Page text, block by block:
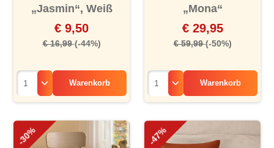
„Jasmin“, Weiß
€ 9,50
€ 16,99(-44%)
Warenkorb
„Mona“
€ 29,95
€ 59,99(-50%)
Warenkorb
-30% -47%